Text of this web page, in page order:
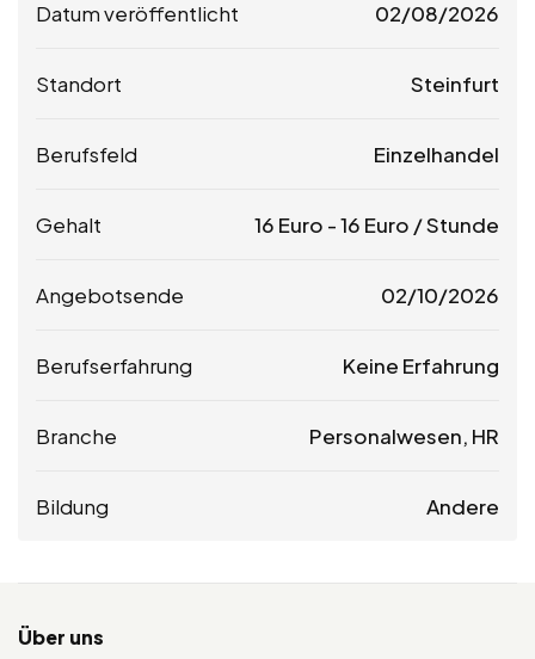
Datum veröffentlicht 02/08/2026
Standort Steinfurt
Berufsfeld Einzelhandel
Gehalt 16 Euro -16 Euro / Stunde
Angebotsende 02/10/2026
Berufserfahrung Keine Erfahrung
Branche Personalwesen, HR
Bildung Andere
Über uns